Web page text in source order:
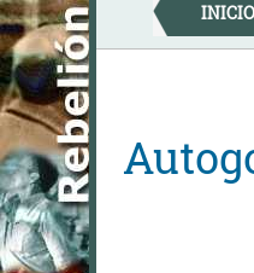
Skip
to
content
INICIO